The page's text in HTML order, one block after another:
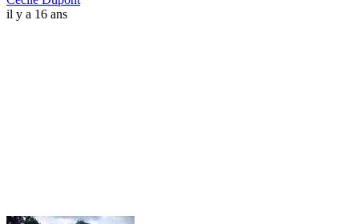
il y a 16 ans